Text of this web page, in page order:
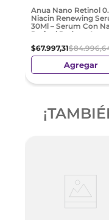
Anua Nano Retinol
Niacin Renewing
30Ml – Serum Con
Retinol Reduce
$67.997,31$84.996,
Agregar